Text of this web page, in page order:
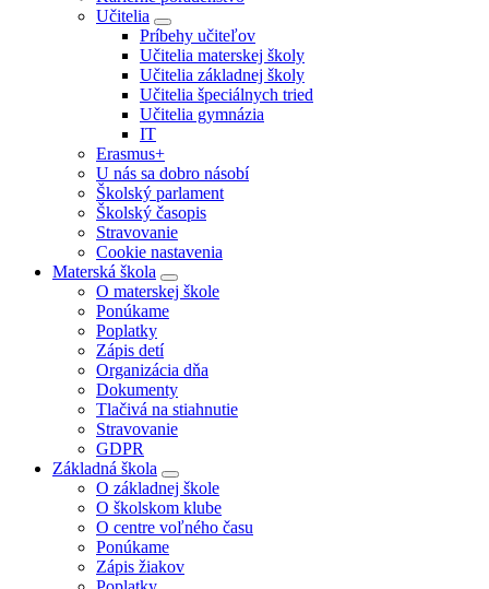
Učitelia
Príbehy učiteľov
Učitelia materskej školy
Učitelia základnej školy
Učitelia špeciálnych tried
Učitelia gymnázia
IT
Erasmus+
U nás sa dobro násobí
Školský parlament
Školský časopis
Stravovanie
Cookie nastavenia
Materská škola
O materskej škole
Ponúkame
Poplatky
Zápis detí
Organizácia dňa
Dokumenty
Tlačivá na stiahnutie
Stravovanie
GDPR
Základná škola
O základnej škole
O školskom klube
O centre voľného času
Ponúkame
Zápis žiakov